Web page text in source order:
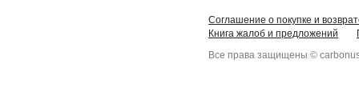
Соглашение о покупке и
Книга жалоб и предложений
Все права защищены ©